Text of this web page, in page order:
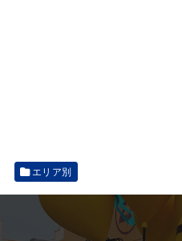
エリア別